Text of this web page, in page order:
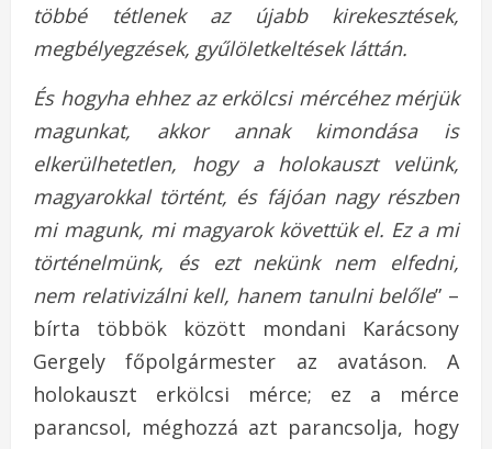
többé tétlenek az újabb kirekesztések,
megbélyegzések, gyűlöletkeltések láttán.
És hogyha ehhez az erkölcsi mércéhez mérjük
magunkat, akkor annak kimondása is
elkerülhetetlen, hogy a holokauszt velünk,
magyarokkal történt, és fájóan nagy részben
mi magunk, mi magyarok követtük el. Ez a mi
történelmünk, és ezt nekünk nem elfedni,
nem relativizálni kell, hanem tanulni belőle” –
bírta többök között mondani Karácsony
Gergely főpolgármester az avatáson. A
holokauszt erkölcsi mérce; ez a mérce
parancsol, méghozzá azt parancsolja, hogy